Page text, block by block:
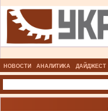
НОВОСТИ АНАЛИТИКА ДАЙДЖЕСТ